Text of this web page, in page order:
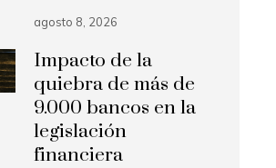
agosto 8, 2026
Impacto de la
quiebra de más de
9.000 bancos en la
legislación
financiera